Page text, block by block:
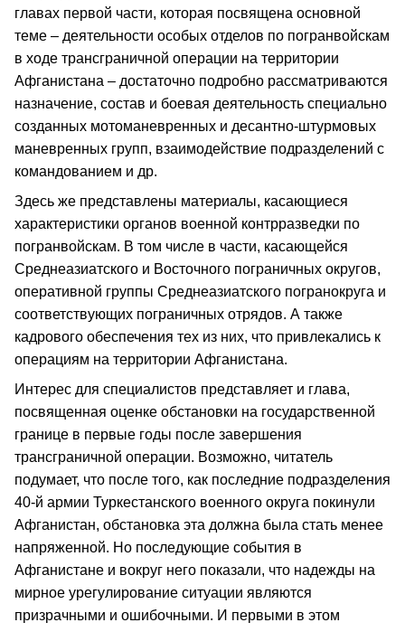
главах первой части, которая посвящена основной
теме – деятельности особых отделов по погранвойскам
в ходе трансграничной операции на территории
Афганистана – достаточно подробно рассматриваются
назначение, состав и боевая деятельность специально
созданных мотоманевренных и десантно-штурмовых
маневренных групп, взаимодействие подразделений с
командованием и др.
Здесь же представлены материалы, касающиеся
характеристики органов военной контрразведки по
погранвойскам. В том числе в части, касающейся
Среднеазиатского и Восточного пограничных округов,
оперативной группы Среднеазиатского погранокруга и
соответствующих пограничных отрядов. А также
кадрового обеспечения тех из них, что привлекались к
операциям на территории Афганистана.
Интерес для специалистов представляет и глава,
посвященная оценке обстановки на государственной
границе в первые годы после завершения
трансграничной операции. Возможно, читатель
подумает, что после того, как последние подразделения
40-й армии Туркестанского военного округа покинули
Афганистан, обстановка эта должна была стать менее
напряженной. Но последующие события в
Афганистане и вокруг него показали, что надежды на
мирное урегулирование ситуации являются
призрачными и ошибочными. И первыми в этом